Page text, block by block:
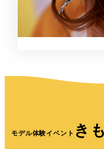
モデル体験イベント き